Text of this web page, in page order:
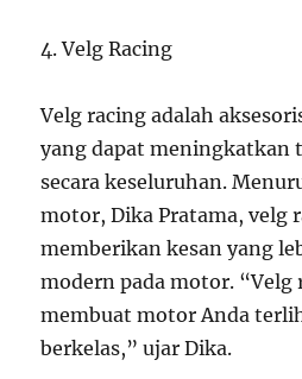
4. Velg Racing
Velg racing adalah
yang dapat meningkatkan
secara keseluruhan.
motor, Dika Pratama, velg
memberikan kesan yang
modern pada motor. “Velg
membuat motor Anda
berkelas,” ujar Dika.